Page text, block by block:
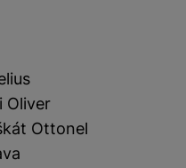
Oliver
Ottonel